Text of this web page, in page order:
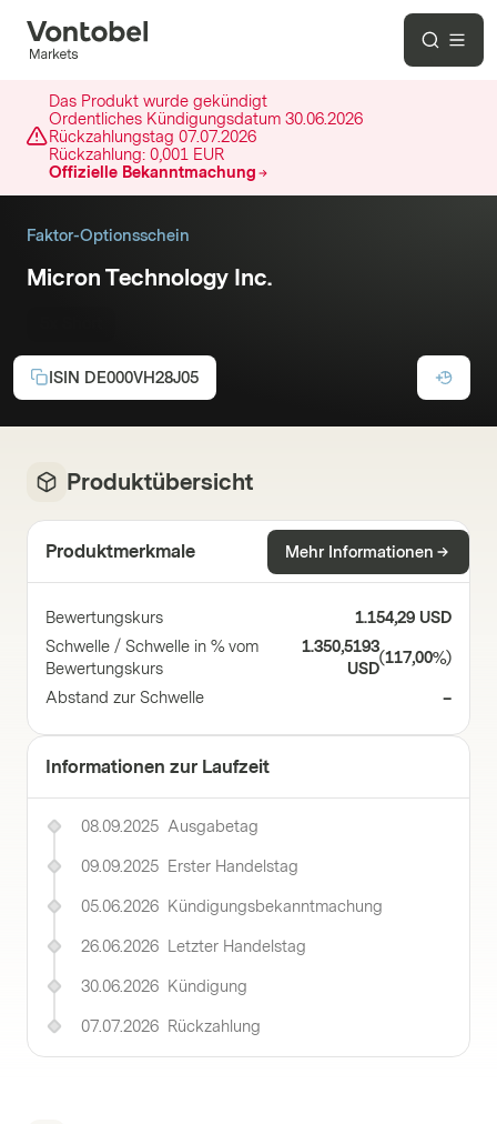
Das Produkt wurde gekündigt
Ordentliches Kündigungsdatum 30.06.2026
Rückzahlungstag 07.07.2026
Rückzahlung: 0,001 EUR
Offizielle Bekanntmachung
Faktor-Optionsschein
Micron Technology Inc.
ISIN DE000VH28J05
Produktübersicht
Produktmerkmale Mehr Informationen
Bewertungskurs
1.154,29 USD
Schwelle / Schwelle in % vom
Bewertungskurs
1.350,5193
USD
(117,00%)
Abstand zur Schwelle –
Informationen zur Laufzeit
08.09.2025 Ausgabetag
09.09.2025 Erster Handelstag
05.06.2026 Kündigungsbekanntmachung
26.06.2026 Letzter Handelstag
30.06.2026 Kündigung
07.07.2026 Rückzahlung